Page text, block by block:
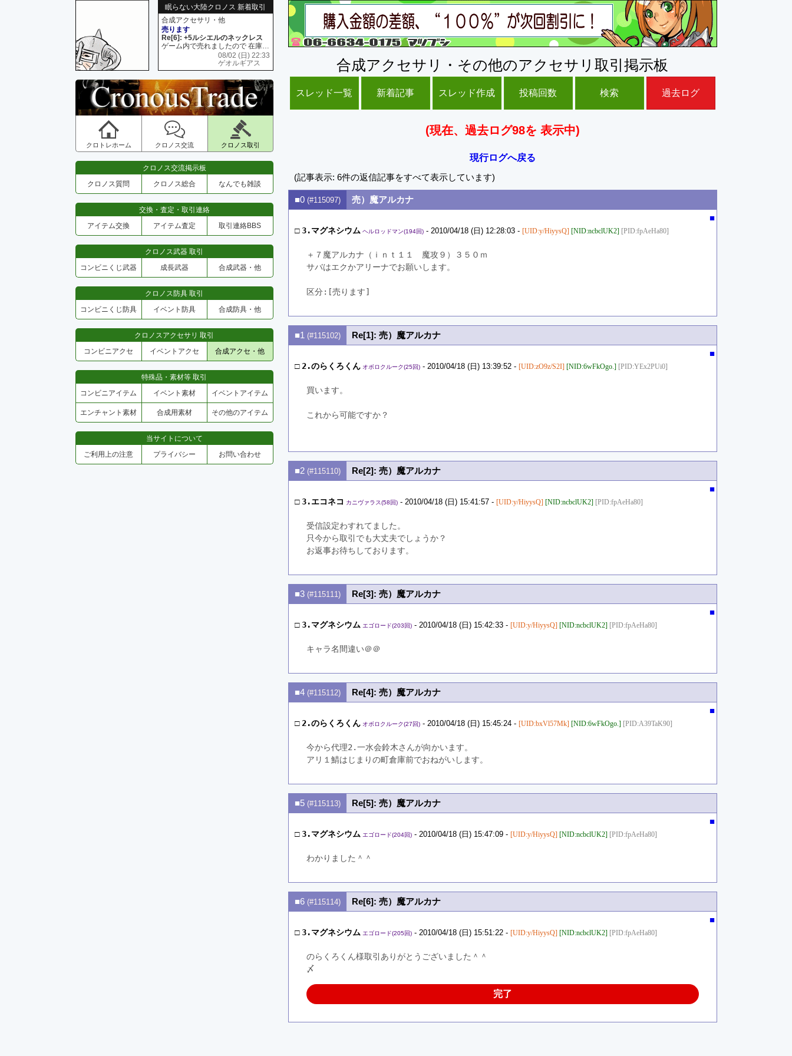
眠らない大陸クロノス 新着取引
合成アクセサリ・他
売ります
Re[6]: +5ルシエルのネックレス
ゲーム内で売れましたので 在庫がネク1 リング4 となります リングのお値段は80G といたします
08/02 (日) 22:33
ゲオルギアス
クロトレホーム クロノス交流 クロノス取引
クロノス交流掲示板
クロノス質問
クロノス総合 なんでも雑談
交換・査定・取引連絡
アイテム交換
アイテム査定 取引連絡BBS
クロノス武器 取引
コンビニくじ武器
成長武器 合成武器・他
クロノス防具 取引
コンビニくじ防具
イベント防具 合成防具・他
クロノスアクセサリ 取引
コンビニアクセ
イベントアクセ 合成アクセ・他
特殊品・素材等 取引
コンビニアイテム
イベント素材 イベントアイテム
エンチャント素材 合成用素材 その他のアイテム
当サイトについて
ご利用上の注意
プライバシー お問い合わせ
合成アクセサリ・その他のアクセサリ取引掲示板
スレッド一覧 新着記事 スレッド作成 投稿回数 検索 過去ログ
(現在、過去ログ98を 表示中)
現行ログへ戻る
(記事表示: 6件の返信記事をすべて表示しています)
■0 (#115097)
売）魔アルカナ
■
□3.マグネシウム ヘルロッドマン(194回)- 2010/04/18 (日) 12:28:03 - [UID:y/HiyysQ] [NID:ncbclUK2] [PID:fpAeHa80]
＋７魔アルカナ（ｉｎｔ１１　魔攻９）３５０ｍ
サバはエクかアリーナでお願いします。
区分:[売ります]
■1 (#115102)
Re[1]: 売）魔アルカナ
■
□ 2.のらくろくん オボロクルーク(25回)- 2010/04/18 (日) 13:39:52 - [UID:zO9z/S2I] [NID:6wFkOgo.] [PID:YEx2PUi0]
買います。
これから可能ですか？
■2 (#115110)
Re[2]: 売）魔アルカナ
■
□3.エコネコ カニヴァラス(58回)- 2010/04/18 (日) 15:41:57 - [UID:y/HiyysQ] [NID:ncbclUK2] [PID:fpAeHa80]
受信設定わすれてました。
只今から取引でも大丈夫でしょうか？
お返事お待ちしております。
■3 (#115111)
Re[3]: 売）魔アルカナ
■
□3.マグネシウム エゴロード(203回)- 2010/04/18 (日) 15:42:33 - [UID:y/HiyysQ] [NID:ncbclUK2] [PID:fpAeHa80]
キャラ名間違い＠＠
■4 (#115112)
Re[4]: 売）魔アルカナ
■
□ 2.のらくろくん オボロクルーク(27回)- 2010/04/18 (日) 15:45:24 - [UID:bxVl57Mk] [NID:6wFkOgo.] [PID:A39TaK90]
今から代理2.一水会鈴木さんが向かいます。
アリ１鯖はじまりの町倉庫前でおねがいします。
■5 (#115113)
Re[5]: 売）魔アルカナ
■
□3.マグネシウム エゴロード(204回)- 2010/04/18 (日) 15:47:09 - [UID:y/HiyysQ] [NID:ncbclUK2] [PID:fpAeHa80]
わかりました＾＾
■6 (#115114)
Re[6]: 売）魔アルカナ
■
□3.マグネシウム エゴロード(205回)- 2010/04/18 (日) 15:51:22 - [UID:y/HiyysQ] [NID:ncbclUK2] [PID:fpAeHa80]
のらくろくん様取引ありがとうございました＾＾
〆
完了